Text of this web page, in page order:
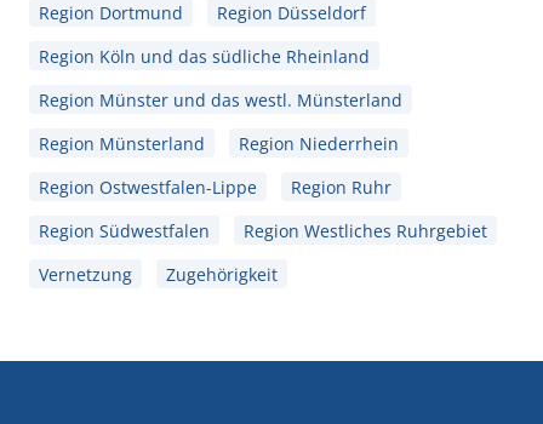
Region Dortmund
Region Düsseldorf
Region Köln und das südliche Rheinland
Region Münster und das westl. Münsterland
Region Münsterland
Region Niederrhein
Region Ostwestfalen-Lippe
Region Ruhr
Region Südwestfalen
Region Westliches Ruhrgebiet
Vernetzung
Zugehörigkeit